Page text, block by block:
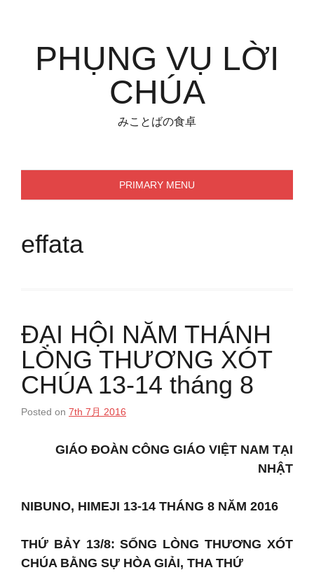
contentPHỤNG VỤ LỜI
CHÚA
みことばの食卓
PRIMARY MENU
effata
ĐẠI HỘI NĂM THÁNH
LÒNG THƯƠNG XÓT
CHÚA 13-14 tháng 8
Posted on 7th 7月 2016
GIÁO ĐOÀN CÔNG GIÁO VIỆT NAM TẠI
NHẬT
NIBUNO, HIMEJI 13-14 THÁNG 8 NĂM 2016
THỨ BẢY 13/8: SỐNG LÒNG THƯƠNG XÓT
CHÚA BẰNG SỰ HÒA GIẢI, THA THỨ